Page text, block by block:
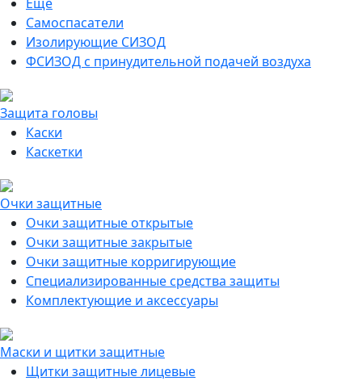
Самоспасатели
Изолирующие СИЗОД
ФСИЗОД с принудительной подачей воздуха
Защита головы
Каски
Каскетки
Очки защитные
Очки защитные открытые
Очки защитные закрытые
Очки защитные корригирующие
Специализированные средства защиты
Комплектующие и аксессуары
Маски и щитки защитные
Щитки защитные лицевые